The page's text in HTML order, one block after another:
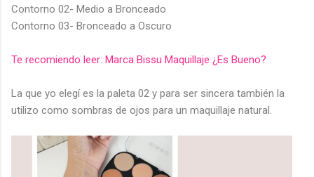
Contorno 02- Medio a Bronceado
Contorno 03- Bronceado a Oscuro
Te recomiendo leer: Marca Bissu Maquillaje ¿Es Bueno?
La que yo elegí es la paleta 02 y para ser sincera también la
utilizo como sombras de ojos para un maquillaje natural.